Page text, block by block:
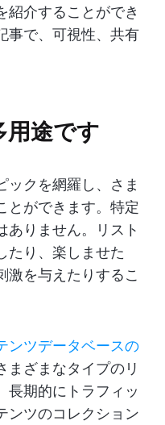
紹介することができ
事で、可視性、共有
用途です
ックを網羅し、さま
とができます。特定
ありません。リスト
たり、楽しませた
激を与えたりするこ
ンツデータベースの
まざまなタイプのリ
長期的にトラフィッ
ンツのコレクション